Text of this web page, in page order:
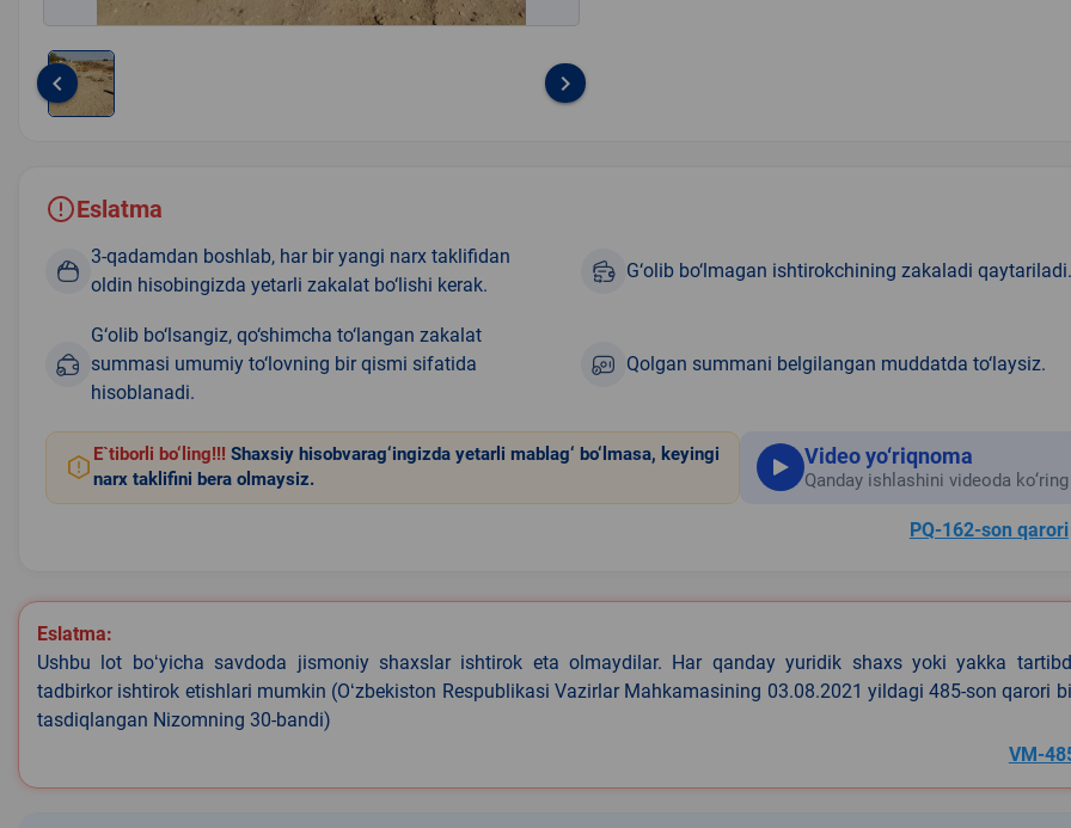
1
keyboard_arrow_left keyboard_arrow_right
Eslatma
3-qadamdan boshlab, har bir yangi narx taklifidan
oldin hisobingizda yetarli zakalat bo‘lishi kerak.
G‘olib bo‘lmagan ishtirokchining zakaladi qaytariladi.
G‘olib bo‘lsangiz, qo‘shimcha to‘langan zakalat
summasi umumiy to‘lovning bir qismi sifatida
hisoblanadi.
Qolgan summani belgilangan muddatda to‘laysiz.
E`tiborli bo‘ling!!! Shaxsiy hisobvarag‘ingizda yetarli mablag‘ bo‘lmasa, keyingi
narx taklifini bera olmaysiz.
Video yo‘riqnoma
Qanday ishlashini videoda ko‘ring
PQ-162-son qarori
Eslatma:
Ushbu lot boʻyicha savdoda jismoniy shaxslar ishtirok eta olmaydilar. Har qanday yuridik shaxs yoki yakka
tadbirkor ishtirok etishlari mumkin (Oʻzbekiston Respublikasi Vazirlar Mahkamasining 03.08.2021 yildagi 485-son qarori
tasdiqlangan Nizomning 30-bandi)
VM-